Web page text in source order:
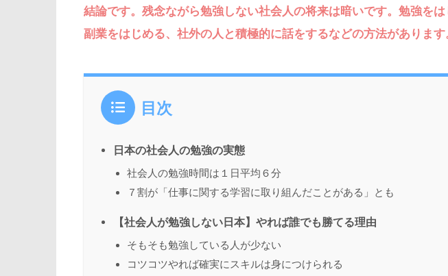
結論です。残念ながら勉強しない社会人の将来は暗いです。勉強をは
副業をはじめる、社外の人と積極的に話をするなどの方法があります
目次
日本の社会人の勉強の実態
社会人の勉強時間は１日平均６分
７割が「仕事に関する学習に取り組んだことがある」とも
【社会人が勉強しない日本】やれば誰でも勝てる理由
そもそも勉強している人が少ない
コツコツやれば確実にスキルは身につけられる